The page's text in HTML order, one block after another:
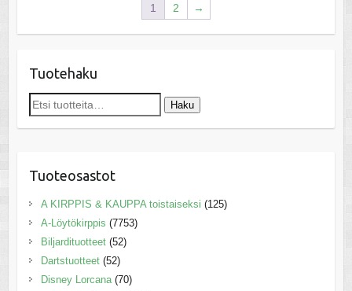
1 2 →
Tuotehaku
Etsi: Haku
Tuoteosastot
A KIRPPIS & KAUPPA toistaiseksi (125)
A-Löytökirppis (7753)
Biljardituotteet (52)
Dartstuotteet (52)
Disney Lorcana (70)